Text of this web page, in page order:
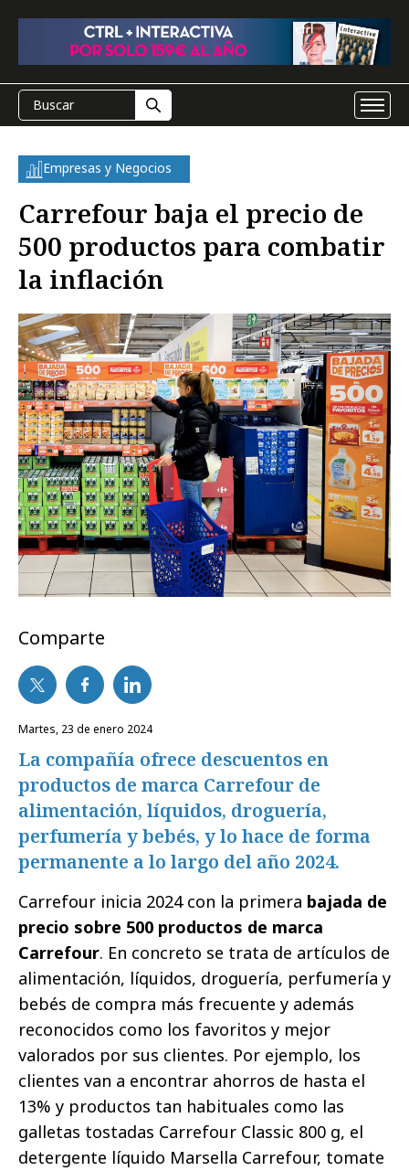
Empresas y Negocios
Carrefour baja el precio de
500 productos para combatir
la inflación
Comparte
martes, 23 de enero 2024
La compañía ofrece descuentos en
productos de marca Carrefour de
alimentación, líquidos, droguería,
perfumería y bebés, y lo hace de forma
permanente a lo largo del año 2024.
Carrefour inicia 2024 con la primera bajada de
precio sobre 500 productos de marca
Carrefour. En concreto se trata de artículos de
alimentación, líquidos, droguería, perfumería y
bebés de compra más frecuente y además
reconocidos como los favoritos y mejor
valorados por sus clientes. Por ejemplo, los
clientes van a encontrar ahorros de hasta el
13% y productos tan habituales como las
galletas tostadas Carrefour Classic 800 g, el
detergente líquido Marsella Carrefour, tomate